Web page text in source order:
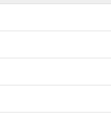
03.02.2027
Passau, Neuburger